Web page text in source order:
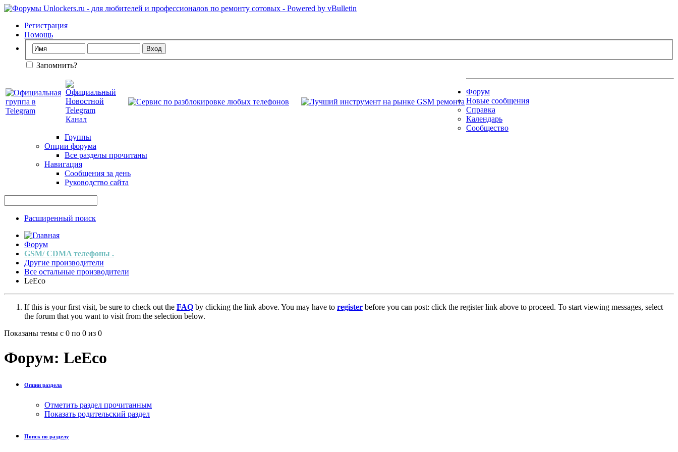
Регистрация
Помощь
Запомнить?
Форум
Новые сообщения
Справка
Календарь
Сообщество
Группы
Опции форума
Все разделы прочитаны
Навигация
Сообщения за день
Руководство сайта
Расширенный поиск
Форум
GSM/ CDMA телефоны .
Другие производители
Все остальные производители
LeEco
If this is your first visit, be sure to check out the FAQ by clicking the link above. You may have to register before you can post: click the register link above to proceed. To start viewing messages, select
the forum that you want to visit from the selection below.
Показаны темы с 0 по 0 из 0
Форум: LeEco
Опции раздела
Отметить раздел прочитанным
Показать родительский раздел
Поиск по разделу